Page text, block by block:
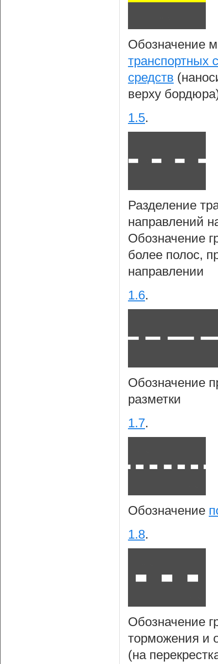
Обозначение
транспортных
средств
верху
1.5.
Разделение
направлений
Обозначение
более полос,
направлении
1.6.
Обозначение
разметки
1.7.
Обозначение
1.8.
Обозначение
торможения и
(на